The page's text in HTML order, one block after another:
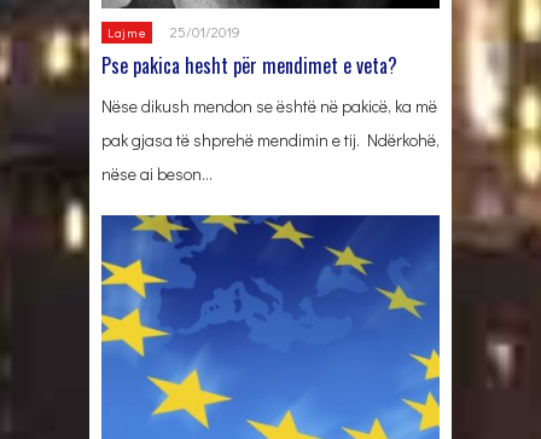
Lajme 25/01/2019
Pse pakica hesht për mendimet e veta?
Nëse dikush mendon se është në pakicë, ka më
pak gjasa të shprehë mendimin e tij. Ndërkohë,
nëse ai beson…